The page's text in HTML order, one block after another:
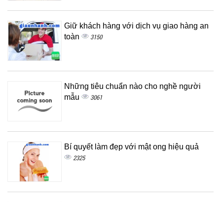
Giữ khách hàng với dịch vụ giao hàng an
toàn
3150
Những tiêu chuẩn nào cho nghề người
mẫu
3061
Bí quyết làm đẹp với mật ong hiệu quả
2325